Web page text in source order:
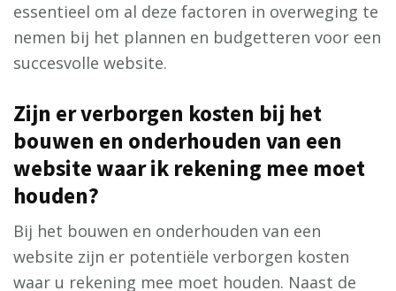
essentieel om al deze factoren in overweging te
nemen bij het plannen en budgetteren voor een
succesvolle website.
Zijn er verborgen kosten bij het
bouwen en onderhouden van een
website waar ik rekening mee moet
houden?
Bij het bouwen en onderhouden van een
website zijn er potentiële verborgen kosten
waar u rekening mee moet houden. Naast de